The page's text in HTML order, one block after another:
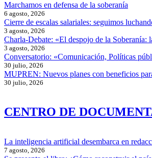
Marchamos en defensa de la soberanía
6 agosto, 2026
Cierre de escalas salariales: seguimos
3 agosto, 2026
Charla-Debate: «El despojo de la Soberanía:
3 agosto, 2026
Conversatorio: «Comunicación, Políticas
30 julio, 2026
MUPREN: Nuevos planes con beneficios
30 julio, 2026
CENTRO DE
La inteligencia artificial desembarca en
7 agosto, 2026